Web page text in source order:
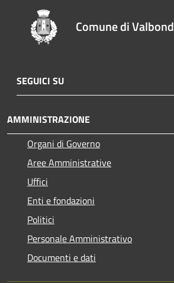
Comune di
SEGUICI SU
AMMINISTRAZIONE
Organi di Governo
Aree Amministrative
Uffici
Enti e fondazioni
Politici
Personale Amministrativo
Documenti e dati